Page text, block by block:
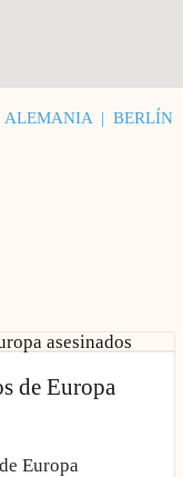
ALEMANIA | BERLÍN
de Europa
Europa